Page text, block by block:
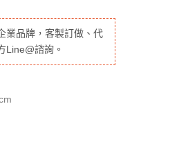
業品牌，客製訂做、代
Line@諮詢。